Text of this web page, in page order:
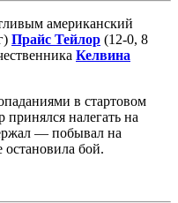
американский
Прайс Тейлор (12-0, 8
Келвина
в стартовом
налегать на
— побывал на
остановила бой.